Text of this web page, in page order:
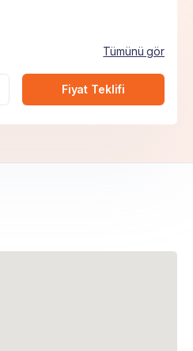
Tümünü gör
Fiyat Teklifi